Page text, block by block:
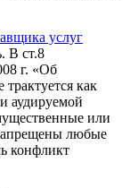
услуг
В ст.8
г. «Об
трактуется как
аудируемой
или
любые
конфликт